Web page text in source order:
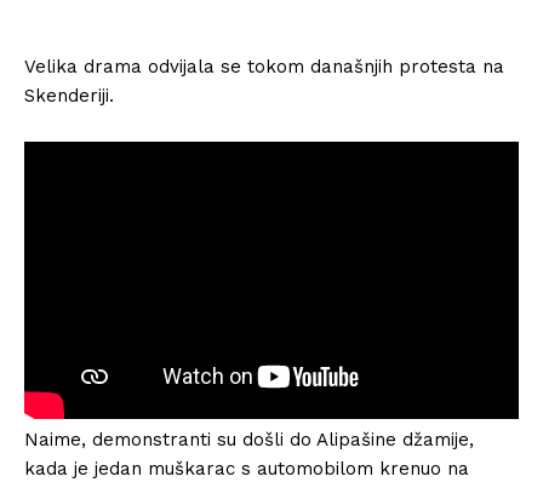
Velika drama odvijala se tokom današnjih protesta na
Skenderiji.
Naime, demonstranti su došli do Alipašine džamije,
kada je jedan muškarac s automobilom krenuo na